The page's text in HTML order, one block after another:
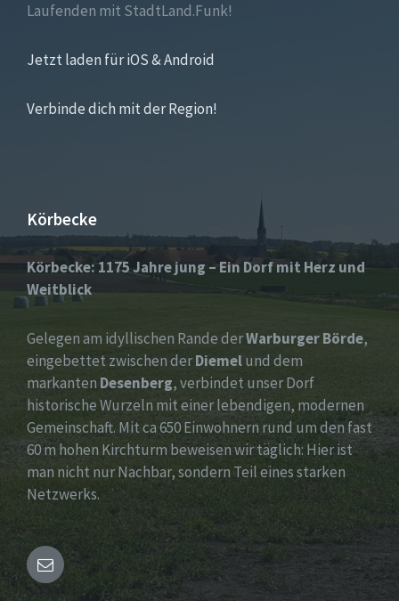
Laufenden mit StadtLand.Funk!
Jetzt laden für iOS & Android
Verbinde dich mit der Region!
Körbecke
Körbecke: 1175 Jahre jung – Ein Dorf mit Herz und
Weitblick
Gelegen am idyllischen Rande derWarburger Börde,
eingebettet zwischen derDiemelund dem
markanten Desenberg, verbindet unser Dorf
historische Wurzeln mit einer lebendigen, modernen
Gemeinschaft. Mit ca 650 Einwohnern rund um den fast
60 m hohen Kirchturm beweisen wir täglich: Hier ist
man nicht nur Nachbar, sondern Teil eines starken
Netzwerks.
Email